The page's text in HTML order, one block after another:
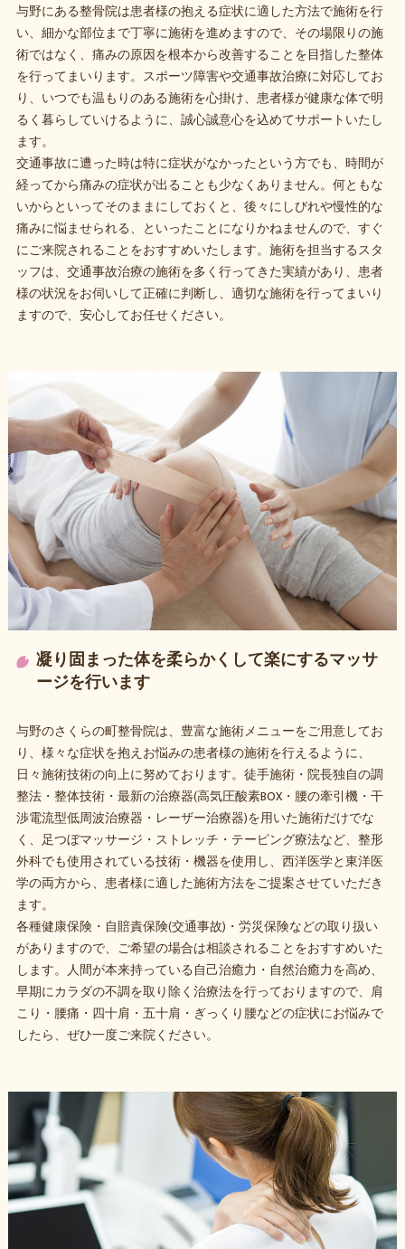
与野にある整骨院は患者様の抱える症状に適した方法で施術を行
い、細かな部位まで丁寧に施術を進めますので、その場限りの施
術ではなく、痛みの原因を根本から改善することを目指した整体
を行ってまいります。スポーツ障害や交通事故治療に対応してお
り、いつでも温もりのある施術を心掛け、患者様が健康な体で明
るく暮らしていけるように、誠心誠意心を込めてサポートいたし
ます。
交通事故に遭った時は特に症状がなかったという方でも、時間が
経ってから痛みの症状が出ることも少なくありません。何ともな
いからといってそのままにしておくと、後々にしびれや慢性的な
痛みに悩ませられる、といったことになりかねませんので、すぐ
にご来院されることをおすすめいたします。施術を担当するスタ
ッフは、交通事故治療の施術を多く行ってきた実績があり、患者
様の状況をお伺いして正確に判断し、適切な施術を行ってまいり
ますので、安心してお任せください。
凝り固まった体を柔らかくして楽にするマッサ
ージを行います
与野のさくらの町整骨院は、豊富な施術メニューをご用意してお
り、様々な症状を抱えお悩みの患者様の施術を行えるように、
日々施術技術の向上に努めております。徒手施術・院長独自の調
整法・整体技術・最新の治療器(高気圧酸素BOX・腰の牽引機・干
渉電流型低周波治療器・レーザー治療器)を用いた施術だけでな
く、足つぼマッサージ・ストレッチ・テーピング療法など、整形
外科でも使用されている技術・機器を使用し、西洋医学と東洋医
学の両方から、患者様に適した施術方法をご提案させていただき
ます。
各種健康保険・自賠責保険(交通事故)・労災保険などの取り扱い
がありますので、ご希望の場合は相談されることをおすすめいた
します。人間が本来持っている自己治癒力・自然治癒力を高め、
早期にカラダの不調を取り除く治療法を行っておりますので、肩
こり・腰痛・四十肩・五十肩・ぎっくり腰などの症状にお悩みで
したら、ぜひ一度ご来院ください。